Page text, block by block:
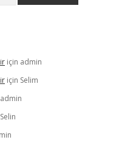
için admin
için Selim
admin
Selin